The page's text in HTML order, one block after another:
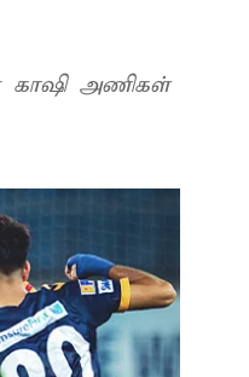
காஷி அணிகள்